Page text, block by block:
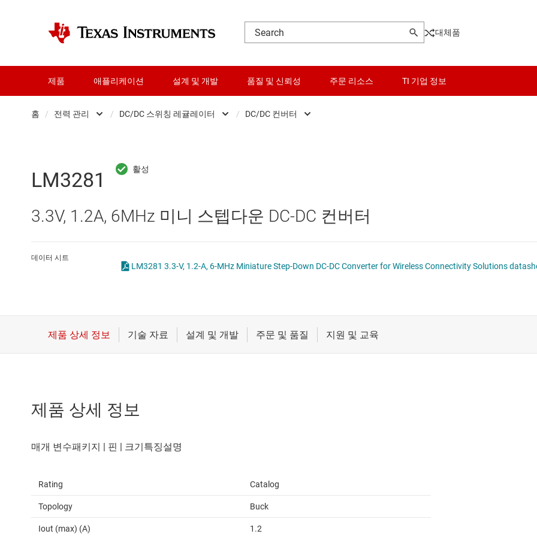
대체품
제품 애플리케이션 설계 및 개발 품질 및 신뢰성 주문 리소스 TI 기업 정보
홈 / 전력 관리
RF 및 마이크로파
데이터 컨버터
마이크로컨트롤러(MCU) 및 프로세서
인터페이스
절연
/ DC/DC 스위칭 레귤레이터
DDR 메모리 전원 IC
LED 드라이버 무접점 릴레이
/ DC/DC 컨버터
LM3281
3.3V, 1.2A, 6MHz 미니 스텝다운 DC-DC 컨버터
데이터 시트
LM3281 3.3-V, 1.2-A, 6-MHz Miniature Step-Down DC-DC Converter for
제품 상세 정보
Rating Catalog
Topology Buck
Iout (max) (A) 1.2